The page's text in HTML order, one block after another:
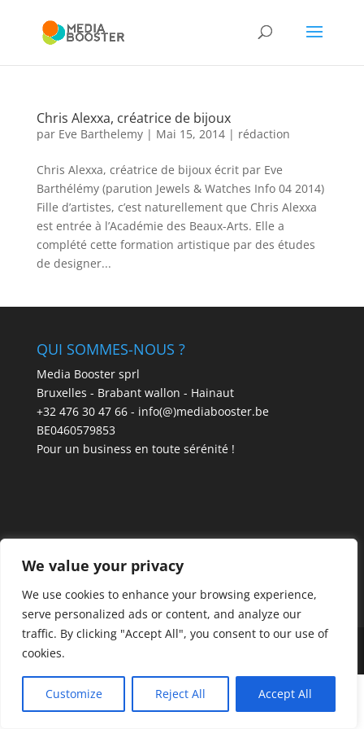
We value your privacy
We use cookies to enhance your browsing experience,
serve personalized ads or content, and analyze our
traffic. By clicking "Accept All", you consent to our use of
cookies.
Customize Reject All Accept All
Chris Alexxa, créatrice de bijoux
par Eve Barthelemy| Mai 15, 2014| rédaction
Chris Alexxa, créatrice de bijoux écrit par Eve
Barthélémy (parution Jewels & Watches Info 04 2014)
Fille d’artistes, c’est naturellement que Chris Alexxa
est entrée à l’Académie des Beaux-Arts. Elle a
complété cette formation artistique par des études
de designer...
QUI SOMMES-NOUS ?
Media Booster sprl
Bruxelles - Brabant wallon - Hainaut
+32 476 30 47 66 - info(@)mediabooster.be
BE0460579853
Pour un business en toute sérénité !